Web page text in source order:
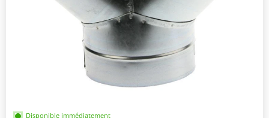
Disponible immédiatement